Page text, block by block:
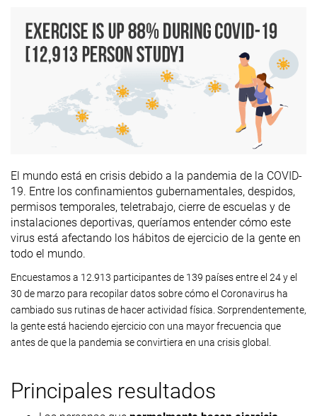
El mundo está en crisis debido a la pandemia de la COVID-
19. Entre los confinamientos gubernamentales, despidos,
permisos temporales, teletrabajo, cierre de escuelas y de
instalaciones deportivas, queríamos entender cómo este
virus está afectando los hábitos de ejercicio de la gente en
todo el mundo.
Encuestamos a 12.913 participantes de 139 países entre el 24 y el
30 de marzo para recopilar datos sobre cómo el Coronavirus ha
cambiado sus rutinas de hacer actividad física. Sorprendentemente,
la gente está haciendo ejercicio con una mayor frecuencia que
antes de que la pandemia se convirtiera en una crisis global.
Principales resultados